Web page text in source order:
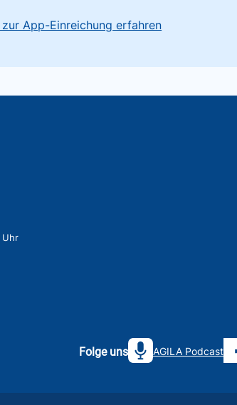
zur App-Einreichung erfahren